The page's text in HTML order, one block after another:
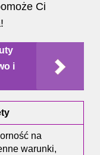
Ci
i
na
warunki,